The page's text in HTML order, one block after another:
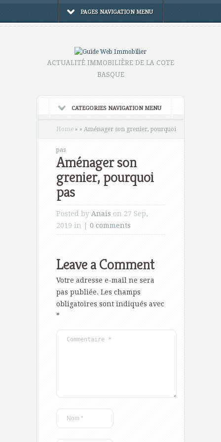
PAGES NAVIGATION MENU
ACTUALITÉ IMMOBILIÈRE DE LA COTE
BASQUE
CATEGORIES NAVIGATION MENU
Home » » Aménager son grenier, pourquoi
pas
Aménager son
grenier, pourquoi
pas
Posted by Anais on 27 Sep,
2019 in | 0 comments
Leave a Comment
Votre adresse e-mail ne sera
pas publiée. Les champs
obligatoires sont indiqués avec
*